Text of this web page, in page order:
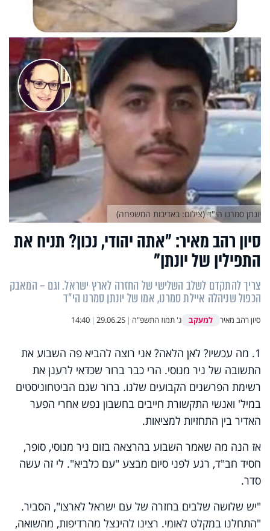
סיון רהב מאיר: "אתה יהודי, נכון? תניח את
התפילין של יונתן"
צריך להתקדם לשלב השלישי של החזרה לארץ ישראל. וגם – המאבק
הכפול שניהלה איילת סמרנו, אמו של יונתן סמרנו הי"ד
סיון רהב מאיר למעקב ג' תמוז התשפ"ה |
29.06.25
|
14:40
יונתן סמרנו הי"ד (צילום: באדיבות המשפחה)
1. מה עכשיו? לאן הלאה? אני רוצה להביא פה השבוע את
התשובה של ניר מנוסי. הרי כבר ברור שכדאי לרענן את
רשימת הפרשנים הקבועים שלנו. ברור שגם הביטחוניסטים
במיל' ואנשי התקשורת חייבים בחשבון נפש אחרי הפער
האדיר בין התחזיות למציאות.
אז הנה מה שאמר השבוע בהרצאה בזום ניר מנוסי, סופר,
חסיד חב"ד, רגע לפני סיום מבצע "עם כלביא". לי זה עשה
סדר.
"יש שלושה שלבים בחזרה של עם ישראל לארצו", הסביר.
"התחלנו במקלט לאומי. רצינו להינצל מהרדיפות, מהשואה,